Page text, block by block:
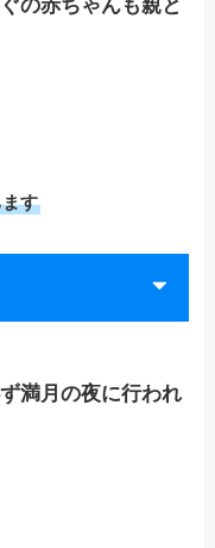
の赤ちゃんも親と
す
満月の夜に行われ